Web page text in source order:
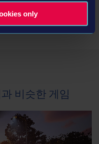
only
비슷한 게임